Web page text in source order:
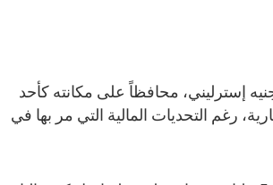
في المركز الثاني بقيمة 5.57 مليار جنيه إسترليني، محافظاً على مكانته كأحد
رغم التحديات المالية التي مر بها في